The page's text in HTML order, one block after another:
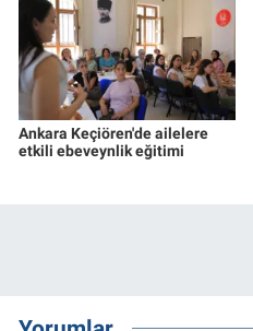
Ankara Keçiören'de ailelere
etkili ebeveynlik eğitimi